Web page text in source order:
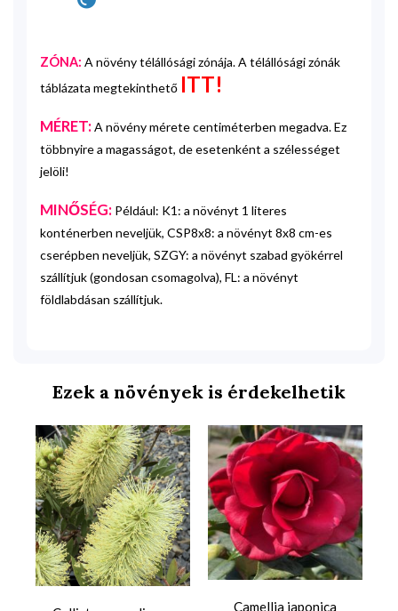
ZÓNA: A növény télállósági zónája. A télállósági zónák
táblázata megtekinthető ITT!
MÉRET:A növény mérete centiméterben megadva. Ez
többnyire a magasságot, de esetenként a szélességet
jelöli!
MINŐSÉG: Például: K1: a növényt 1 literes
konténerben neveljük, CSP8x8: a növényt 8x8 cm-es
cserépben neveljük, SZGY: a növényt szabad gyökérrel
szállítjuk (gondosan csomagolva), FL: a növényt
földlabdásan szállítjuk.
Ezek a növények is érdekelhetik
Camellia japonica